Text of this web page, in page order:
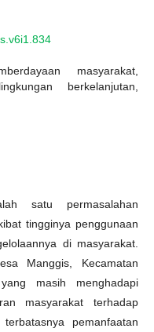
masyarakat,
berkelanjutan,
satu permasalahan
tingginya penggunaan
di masyarakat.
Manggis, Kecamatan
masih menghadapi
masyarakat terhadap
pemanfaatan